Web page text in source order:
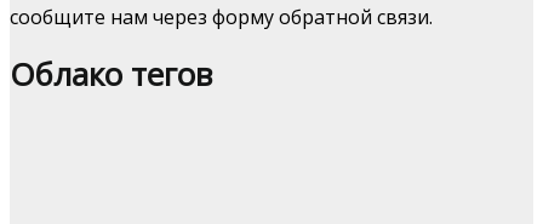
сообщите нам через форму обратной связи.
Облако тегов